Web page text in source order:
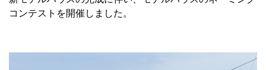
コンテストを開催しました。